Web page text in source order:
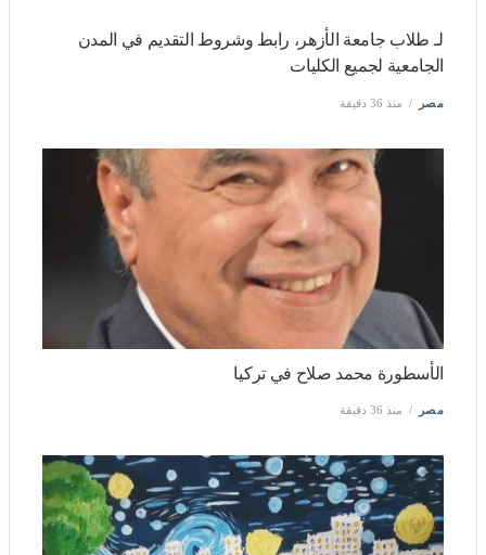
لـ طلاب جامعة الأزهر، رابط وشروط التقديم في المدن
الجامعية لجميع الكليات
الأسطورة محمد صلاح في تركيا